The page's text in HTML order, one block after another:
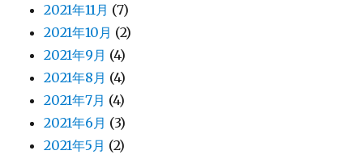
2021年11月 (7)
2021年10月 (2)
2021年9月 (4)
2021年8月 (4)
2021年7月 (4)
2021年6月 (3)
2021年5月 (2)